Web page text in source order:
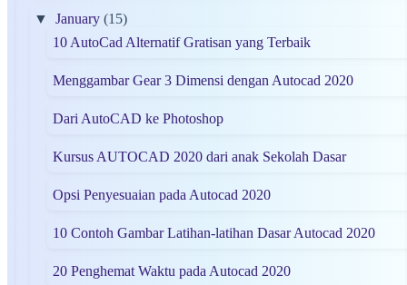
▼January(15)
10 AutoCad Alternatif Gratisan yang Terbaik
Menggambar Gear 3 Dimensi dengan Autocad 2020
Dari AutoCAD ke Photoshop
Kursus AUTOCAD 2020 dari anak Sekolah Dasar
Opsi Penyesuaian pada Autocad 2020
10 Contoh Gambar Latihan-latihan Dasar Autocad 2020
20 Penghemat Waktu pada Autocad 2020